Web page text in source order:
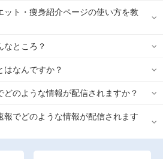
ット・痩身紹介ページの使い方を教
なところ？
はなんですか？
どのような情報が配信されますか？
報でどのような情報が配信されます